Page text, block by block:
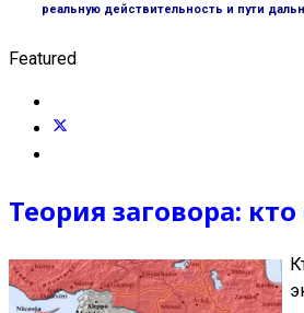
реальную действительность и пути
Featured
Теория заговора: